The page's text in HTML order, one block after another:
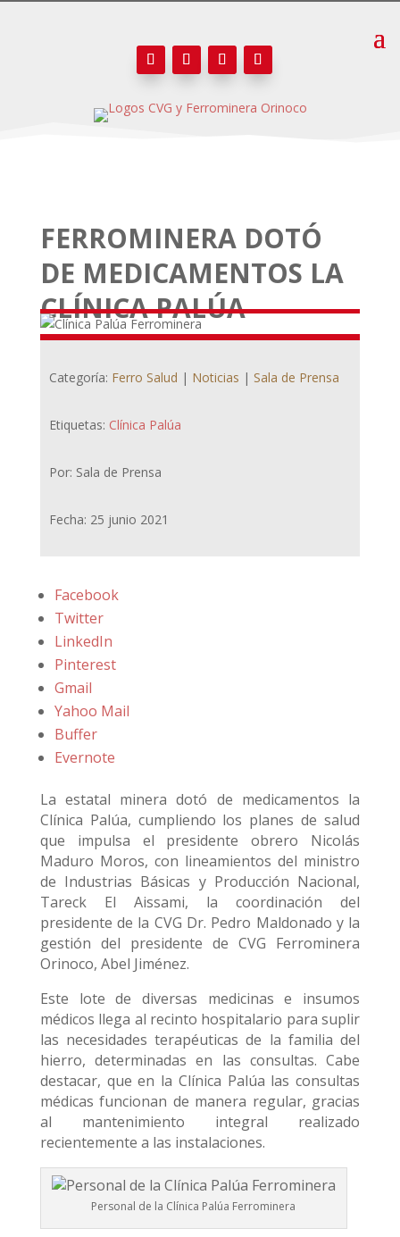
FERROMINERA DOTÓ
DE MEDICAMENTOS LA
CLÍNICA PALÚA
Categoría: Ferro Salud | Noticias | Sala de Prensa
Etiquetas: Clínica Palúa
Por: Sala de Prensa
Fecha: 25 junio 2021
Facebook
Twitter
LinkedIn
Pinterest
Gmail
Yahoo Mail
Buffer
Evernote
La estatal minera dotó de medicamentos la
Clínica Palúa, cumpliendo los planes de salud
que impulsa el presidente obrero Nicolás
Maduro Moros, con lineamientos del ministro
de Industrias Básicas y Producción Nacional,
Tareck El Aissami, la coordinación del
presidente de la CVG Dr. Pedro Maldonado y la
gestión del presidente de CVG Ferrominera
Orinoco, Abel Jiménez.
Este lote de diversas medicinas e insumos
médicos llega al recinto hospitalario para suplir
las necesidades terapéuticas de la familia del
hierro, determinadas en las consultas. Cabe
destacar, que en la Clínica Palúa las consultas
médicas funcionan de manera regular, gracias
al mantenimiento integral realizado
recientemente a las instalaciones.
Personal de la Clínica Palúa Ferrominera